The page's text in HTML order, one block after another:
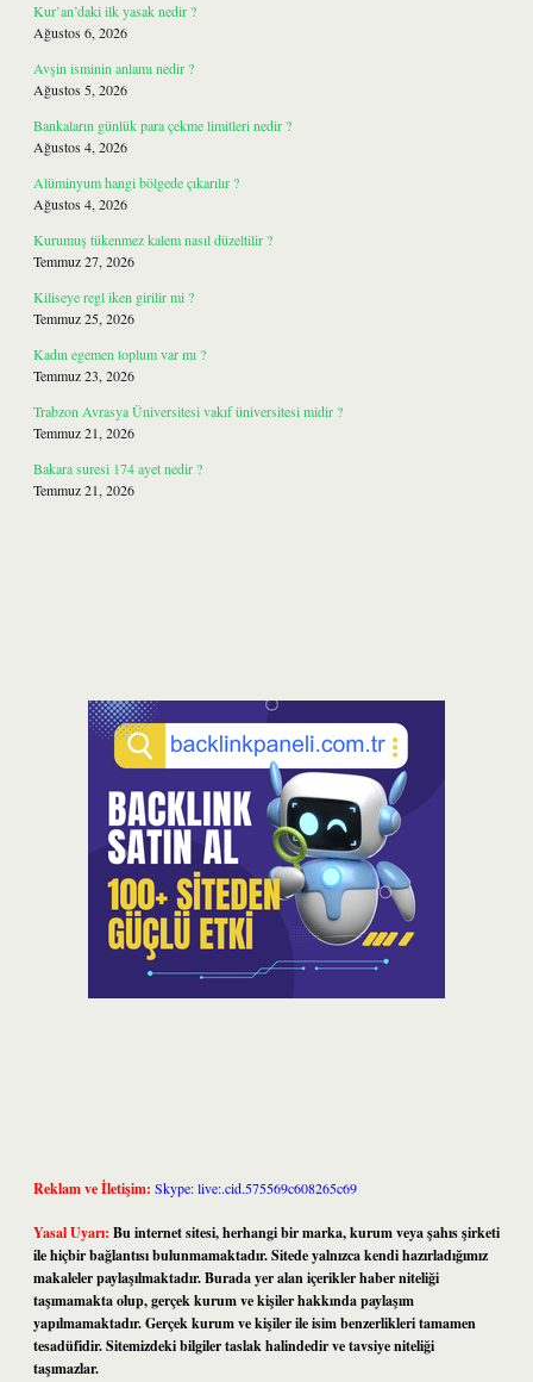
Kur’an’daki ilk yasak nedir ?
Ağustos 6, 2026
Avşin isminin anlamı nedir ?
Ağustos 5, 2026
Bankaların günlük para çekme limitleri nedir ?
Ağustos 4, 2026
Alüminyum hangi bölgede çıkarılır ?
Ağustos 4, 2026
Kurumuş tükenmez kalem nasıl düzeltilir ?
Temmuz 27, 2026
Kiliseye regl iken girilir mi ?
Temmuz 25, 2026
Kadın egemen toplum var mı ?
Temmuz 23, 2026
Trabzon Avrasya Üniversitesi vakıf üniversitesi midir ?
Temmuz 21, 2026
Bakara suresi 174 ayet nedir ?
Temmuz 21, 2026
Reklam ve İletişim: Skype: live:.cid.575569c608265c69
Yasal Uyarı: Bu internet sitesi, herhangi bir marka, kurum veya şahıs şirketi
ile hiçbir bağlantısı bulunmamaktadır. Sitede yalnızca kendi hazırladığımız
makaleler paylaşılmaktadır. Burada yer alan içerikler haber niteliği
taşımamakta olup, gerçek kurum ve kişiler hakkında paylaşım
yapılmamaktadır. Gerçek kurum ve kişiler ile isim benzerlikleri tamamen
tesadüfidir. Sitemizdeki bilgiler taslak halindedir ve tavsiye niteliği
taşımazlar.